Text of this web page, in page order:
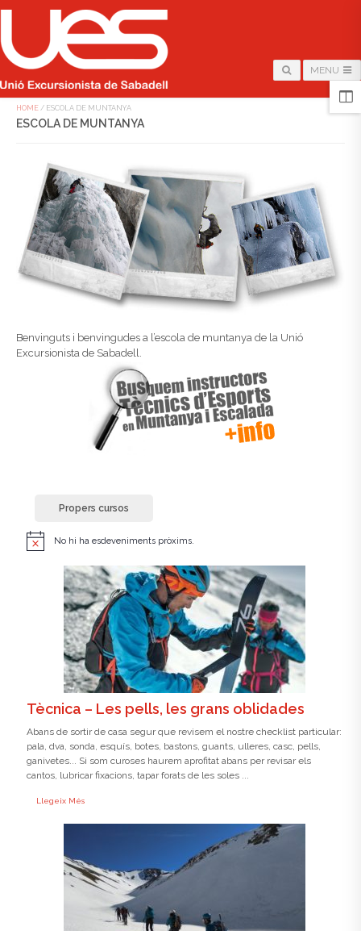
MENU
HOME / ESCOLA DE MUNTANYA
ESCOLA DE MUNTANYA
Benvinguts i benvingudes a l’escola de muntanya de la Unió
Excursionista de Sabadell.
Propers cursos
No hi ha esdeveniments pròxims.
Tècnica – Les pells, les grans oblidades
Abans de sortir de casa segur que revisem el nostre checklist particular:
pala, dva, sonda, esquís, botes, bastons, guants, ulleres, casc, pells,
ganivetes... Si som curoses haurem aprofitat abans per revisar els
cantos, lubricar fixacions, tapar forats de les soles ...
Llegeix Més